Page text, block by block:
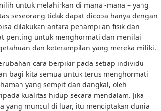
untuk melahirkan di mana -mana – yang
seseorang tidak dapat dicoba hanya dengan
dilakukan antara penampilan fisik dan
penting untuk menghormati dan menilai
dan keterampilan yang mereka miliki.
cara berpikir pada setiap individu
bagi kita semua untuk terus menghormati
yang sempit dan dangkal, oleh
kualitas hidup secara mendalam. Jika
yang muncul di luar, itu menciptakan dunia